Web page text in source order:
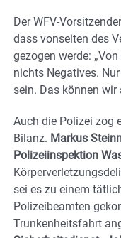
Der WFV-Vorsitzender
dass vonseiten des
gezogen werde:
nichts Negatives.
sein. Das können wir
Auch die Polizei zog
Bilanz. Markus
Polizeiinspektion
sei es zu einem
Polizeibeamten
Trunkenheitsfahrt